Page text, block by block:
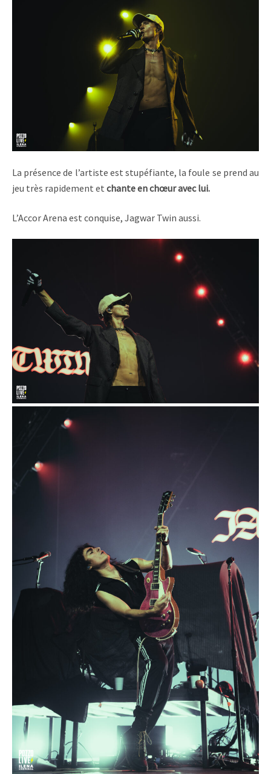
La présence de l’artiste est stupéfiante, la foule se prend au
jeu très rapidement et chante en chœur avec lui.
L’Accor Arena est conquise, Jagwar Twin aussi.